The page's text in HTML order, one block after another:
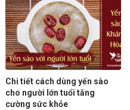
Chi tiết cách dùng yến sào
cho người lớn tuổi tăng
cường sức khỏe